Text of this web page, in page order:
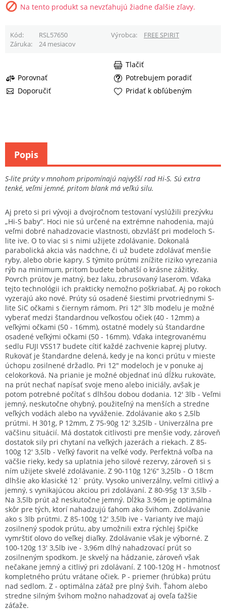
Na tento produkt sa nevzťahujú žiadne ďalšie zľavy.
Kód RSL57650 Výrobca
FREE SPIRIT
Záruka
24 mesiacov
Porovnať
Potrebujem poradiť
Doporučiť
Tlačiť
Pridať k obľúbeným
S-lite prúty v mnohom pripomínajú najvyšší rad Hi-S. Sú extra
tenké, veľmi jemné, pritom blank má veľkú silu.
Aj preto si pri vývoji a dvojročnom testovaní vyslúžili prezývku
„Hi-S baby“. Hoci nie sú určené na extrémne nahodenia, majú
veľmi dobré nahadzovacie vlastnosti, obzvlášť pri modeloch S-
lite ive. O to viac si s nimi užijete zdolávanie. Dokonalá
parabolická akcia vás nadchne, či už budete zdolávať menšie
ryby, alebo obrie kapry. S týmito prútmi znížite riziko vyrezania
rýb na minimum, pritom budete bohatší o krásne zážitky.
Povrch prútov je matný, bez laku, zbrusovaný laserom. Vďaka
tejto technológii ich prakticky nemožno poškriabať. Aj po rokoch
vyzerajú ako nové. Prúty sú osadené šiestimi prvotriednymi S-
lite SiC očkami s čiernym rámom. Pri 12″ 3lb modelu je možné
vyberať medzi štandardnou veľkosťou očiek (40 - 12mm) a
veľkými očkami (50 - 16mm), ostatné modely sú štandardne
osadené veľkými očkami (50 - 16mm). Vďaka integrovanému
sedlu FUJI VSS17 budete cítiť každé zachvenie kaprej plutvy.
Rukoväť je štandardne delená, kedy je na konci prútu v mieste
úchopu zosilnené držadlo. Pri 12″ modeloch je v ponuke aj
celokorková. Na prianie je možné objednať inú dĺžku rukoväte,
na prút nechať napísať svoje meno alebo iniciály, avšak je
potom potrebné počítať s dlhšou dobou dodania. 12' 3lb - Veľmi
jemný, neskutočne ohybný, použiteľný na menších a stredne
veľkých vodách alebo na vyváženie. Zdolávanie ako s 2,5lb
prútmi. H 301g, P 12mm, Z 75-90g 12' 3,25lb - Univerzálna pre
väčšinu situácií. Má dostatok citlivosti pre menšie vody, zároveň
dostatok sily pri chytaní na veľkých jazerách a riekach. Z 85-
100g 12' 3,5lb - Veľký favorit na veľké vody. Perfektná voľba na
väčšie rieky, kedy sa uplatnia jeho silové rezervy, zároveň si s
ním užijete skvelé zdolávanie. Z 90-110g 12'6“ 3,25lb - O 18cm
dlhšie ako klasické 12´ prúty. Vysoko univerzálny, veľmi citlivý a
jemný, s vynikajúcou akciou pri zdolávaní. Z 80-95g 13' 3,5lb -
Na 3,5lb prút až neskutočne jemný. Dĺžka 3.96m je optimálna
skôr pre tých, ktorí nahadzujú ťahom ako švihom. Zdolávanie
ako s 3lb prútmi. Z 85-100g 12' 3,5lb ive - Varianty ive majú
zosilnený spodok prútu, aby umožnili extra rýchlej špičke
vymrštiť olovo do veľkej diaľky. Zdolávanie však je výborné. Z
100-120g 13' 3,5lb ive - 3,96m dlhý nahadzovací prút so
zosilneným spodkom. Je skvelý na hádzanie, zároveň však
nečakane jemný a citlivý pri zdolávaní. Z 100-120g H - hmotnosť
kompletného prútu vrátane očiek. P - priemer (hrúbka) prútu
nad sedlom. Z - optimálna záťaž pre plný švih. Ťahom alebo
stredne silným švihom možno nahadzovať aj oveľa ťažšie
záťaže.
Popis